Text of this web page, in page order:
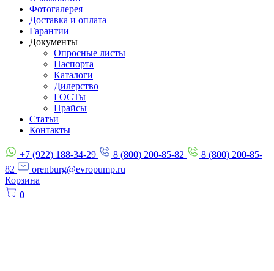
Фотогалерея
Доставка и оплата
Гарантии
Документы
Опросные листы
Паспорта
Каталоги
Дилерство
ГОСТы
Прайсы
Статьи
Контакты
+7 (922) 188-34-29 8 (800) 200-85-82
8 (800) 200-85-
82
orenburg@evropump.ru
Корзина
0